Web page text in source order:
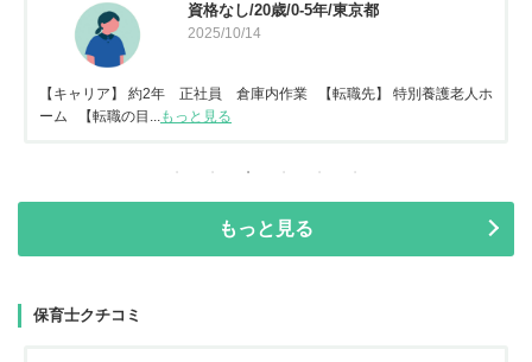
資格なし/20歳/0-5年/東京都
2025/10/14
【キャリア】 約2年 正社員 倉庫内作業 【転職先】 特別養護老人ホ
ーム 【転職の目...もっと見る
もっと見る
保育士クチコミ